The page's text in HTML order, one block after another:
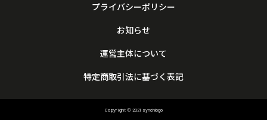
プライバシーポリシー
お知らせ
運営主体について
特定商取引法に基づく表記
Copyright © 2021 synchlogo